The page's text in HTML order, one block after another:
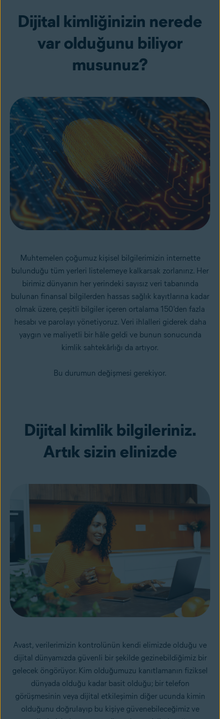
Dijital kimliğinizin nerede
var olduğunu biliyor
musunuz?
Muhtemelen çoğumuz kişisel bilgilerimizin internette
bulunduğu tüm yerleri listelemeye kalkarsak zorlanırız. Her
birimiz dünyanın her yerindeki sayısız veri tabanında
bulunan finansal bilgilerden hassas sağlık kayıtlarına kadar
olmak üzere, çeşitli bilgiler içeren ortalama 150'den fazla
hesabı ve parolayı yönetiyoruz. Veri ihlalleri giderek daha
yaygın ve maliyetli bir hâle geldi ve bunun sonucunda
kimlik sahtekârlığı da artıyor.
Bu durumun değişmesi gerekiyor.
Dijital kimlik bilgileriniz.
Artık sizin elinizde
Avast, verilerimizin kontrolünün kendi elimizde olduğu ve
dijital dünyamızda güvenli bir şekilde gezinebildiğimiz bir
gelecek öngörüyor. Kim olduğumuzu kanıtlamanın fiziksel
dünyada olduğu kadar basit olduğu; bir telefon
görüşmesinin veya dijital etkileşimin diğer ucunda kimin
olduğunu doğrulayıp bu kişiye güvenebileceğimiz ve